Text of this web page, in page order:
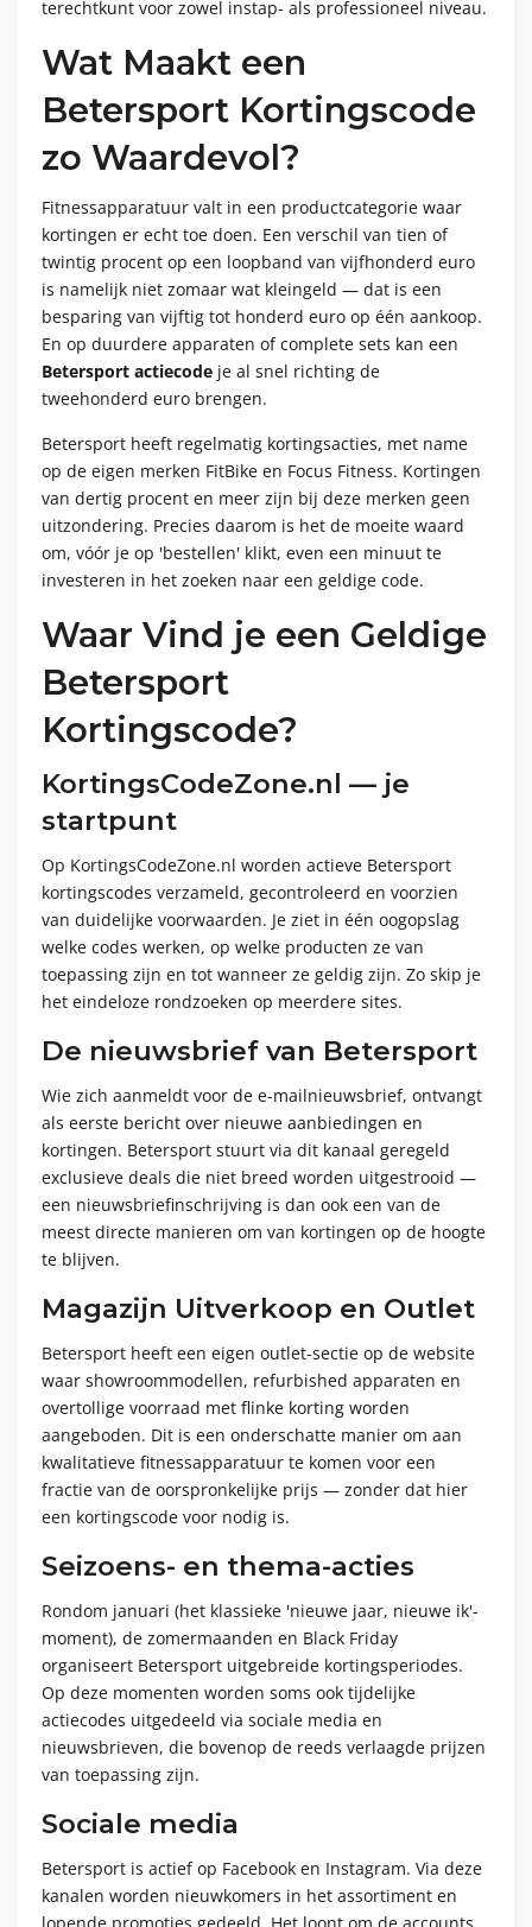
terechtkunt voor zowel instap- als professioneel niveau.
Wat Maakt een
Betersport Kortingscode
zo Waardevol?
Fitnessapparatuur valt in een productcategorie waar
kortingen er echt toe doen. Een verschil van tien of
twintig procent op een loopband van vijfhonderd euro
is namelijk niet zomaar wat kleingeld — dat is een
besparing van vijftig tot honderd euro op één aankoop.
En op duurdere apparaten of complete sets kan een
Betersport actiecode je al snel richting de
tweehonderd euro brengen.
Betersport heeft regelmatig kortingsacties, met name
op de eigen merken FitBike en Focus Fitness. Kortingen
van dertig procent en meer zijn bij deze merken geen
uitzondering. Precies daarom is het de moeite waard
om, vóór je op 'bestellen' klikt, even een minuut te
investeren in het zoeken naar een geldige code.
Waar Vind je een Geldige
Betersport
Kortingscode?
KortingsCodeZone.nl — je
startpunt
Op KortingsCodeZone.nl worden actieve Betersport
kortingscodes verzameld, gecontroleerd en voorzien
van duidelijke voorwaarden. Je ziet in één oogopslag
welke codes werken, op welke producten ze van
toepassing zijn en tot wanneer ze geldig zijn. Zo skip je
het eindeloze rondzoeken op meerdere sites.
De nieuwsbrief van Betersport
Wie zich aanmeldt voor de e-mailnieuwsbrief, ontvangt
als eerste bericht over nieuwe aanbiedingen en
kortingen. Betersport stuurt via dit kanaal geregeld
exclusieve deals die niet breed worden uitgestrooid —
een nieuwsbriefinschrijving is dan ook een van de
meest directe manieren om van kortingen op de hoogte
te blijven.
Magazijn Uitverkoop en Outlet
Betersport heeft een eigen outlet-sectie op de website
waar showroommodellen, refurbished apparaten en
overtollige voorraad met flinke korting worden
aangeboden. Dit is een onderschatte manier om aan
kwalitatieve fitnessapparatuur te komen voor een
fractie van de oorspronkelijke prijs — zonder dat hier
een kortingscode voor nodig is.
Seizoens- en thema-acties
Rondom januari (het klassieke 'nieuwe jaar, nieuwe ik'-
moment), de zomermaanden en Black Friday
organiseert Betersport uitgebreide kortingsperiodes.
Op deze momenten worden soms ook tijdelijke
actiecodes uitgedeeld via sociale media en
nieuwsbrieven, die bovenop de reeds verlaagde prijzen
van toepassing zijn.
Sociale media
Betersport is actief op Facebook en Instagram. Via deze
kanalen worden nieuwkomers in het assortiment en